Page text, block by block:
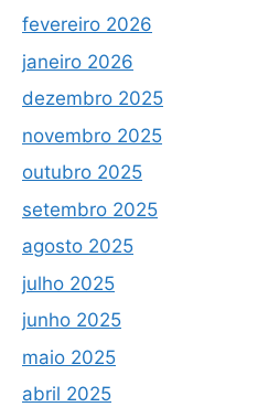
fevereiro 2026
janeiro 2026
dezembro 2025
novembro 2025
outubro 2025
setembro 2025
agosto 2025
julho 2025
junho 2025
maio 2025
abril 2025